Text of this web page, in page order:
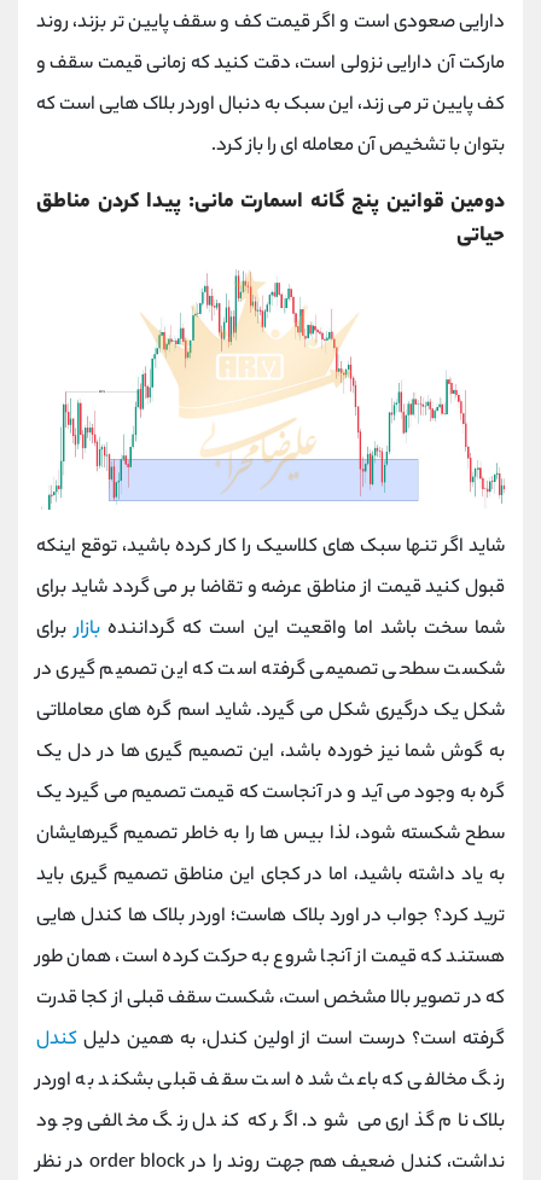
دارایی صعودی است و اگر قیمت کف و سقف پایین تر بزند، روند
مارکت آن دارایی نزولی است، دقت کنید که زمانی قیمت سقف و
کف پایین تر می زند، این سبک به دنبال اوردر بلاک هایی است که
بتوان با تشخیص آن معامله ای را باز کرد.
دومین قوانین پنج گانه اسمارت مانی: پیدا کردن مناطق
حیاتی
شاید اگر تنها سبک های کلاسیک را کار کرده باشید، توقع اینکه
قبول کنید قیمت از مناطق عرضه و تقاضا بر می گردد شاید برای
شما سخت باشد اما واقعیت این است که گرداننده بازاربرای
شکست سطحی تصمیمی گرفته است که این تصمیم گیری در
شکل یک درگیری شکل می گیرد. شاید اسم گره های معاملاتی
به گوش شما نیز خورده باشد، این تصمیم گیری ها در دل یک
گره به وجود می آید و در آنجاست که قیمت تصمیم می گیرد یک
سطح شکسته شود، لذا بیس ها را به خاطر تصمیم گیرهایشان
به یاد داشته باشید، اما در کجای این مناطق تصمیم گیری باید
ترید کرد؟ جواب در اورد بلاک هاست؛ اوردر بلاک ها کندل هایی
هستند که قیمت از آنجا شروع به حرکت کرده است، همان طور
که در تصویر بالا مشخص است، شکست سقف قبلی از کجا قدرت
گرفته است؟ درست است از اولین کندل، به همین دلیل کندل
رنگ مخالفی که باعث شده است سقف قبلی بشکند به اوردر
بلاک نام گذاری می شود. اگر که کندل رنگ مخالفی وجود
نداشت، کندل ضعیف هم جهت روند را در order block در نظر